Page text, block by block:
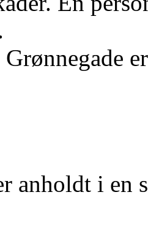
anholdt i en